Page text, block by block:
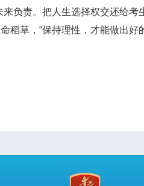
责。把人生选择权交还给考
草，“保持理性，才能做出好的